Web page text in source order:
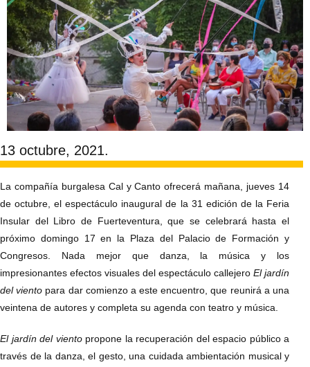
13 octubre, 2021.
La compañía burgalesa Cal y Canto ofrecerá mañana, jueves 14
de octubre, el espectáculo inaugural de la 31 edición de la Feria
Insular del Libro de Fuerteventura, que se celebrará hasta el
próximo domingo 17 en la Plaza del Palacio de Formación y
Congresos. Nada mejor que danza, la música y los
impresionantes efectos visuales del espectáculo callejero El jardín
del viento para dar comienzo a este encuentro, que reunirá a una
veintena de autores y completa su agenda con teatro y música.
El jardín del vientopropone la recuperación del espacio público a
través de la danza, el gesto, una cuidada ambientación musical y